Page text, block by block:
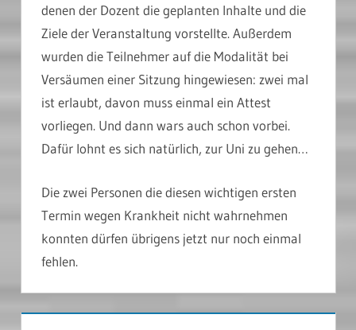
denen der Dozent die geplanten Inhalte und die
Ziele der Veranstaltung vorstellte. Außerdem
wurden die Teilnehmer auf die Modalität bei
Versäumen einer Sitzung hingewiesen: zwei mal
ist erlaubt, davon muss einmal ein Attest
vorliegen. Und dann wars auch schon vorbei.
Dafür lohnt es sich natürlich, zur Uni zu gehen…
Die zwei Personen die diesen wichtigen ersten
Termin wegen Krankheit nicht wahrnehmen
konnten dürfen übrigens jetzt nur noch einmal
fehlen.